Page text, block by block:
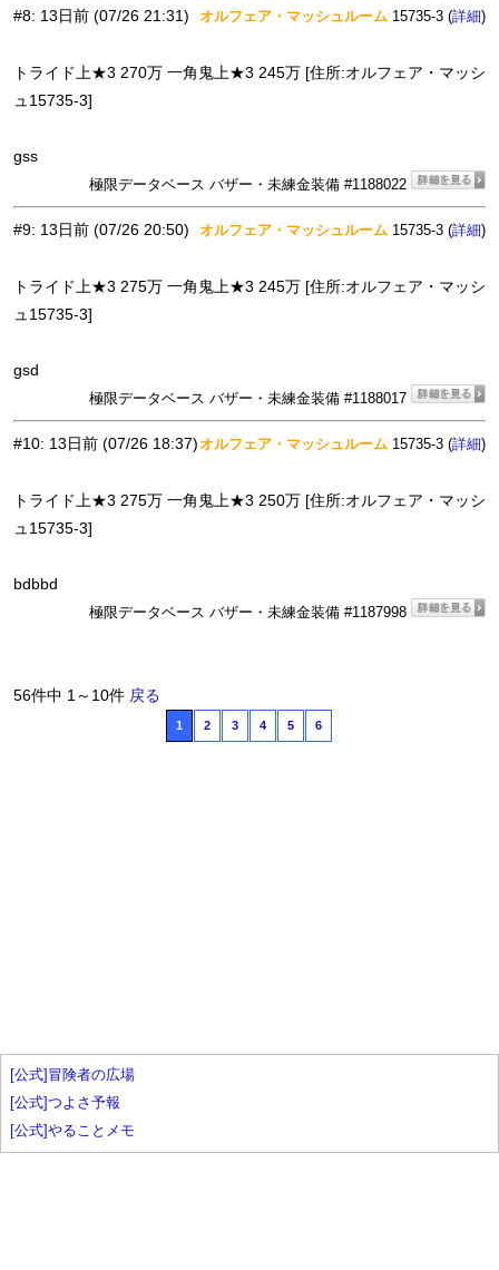
#8: 13日前 (07/26 21:31) オルフェア・マッシュルーム 15735-3 (詳細)
トライド上★3 270万 一角鬼上★3 245万 [住所:オルフェア・マッシ
ュ15735-3]
gss
極限データベース バザー・未練金装備 #1188022
#9: 13日前 (07/26 20:50) オルフェア・マッシュルーム 15735-3 (詳細)
トライド上★3 275万 一角鬼上★3 245万 [住所:オルフェア・マッシ
ュ15735-3]
gsd
極限データベース バザー・未練金装備 #1188017
#10: 13日前 (07/26 18:37)オルフェア・マッシュルーム 15735-3 (詳細)
トライド上★3 275万 一角鬼上★3 250万 [住所:オルフェア・マッシ
ュ15735-3]
bdbbd
極限データベース バザー・未練金装備 #1187998
56件中 1～10件 戻る
1 2 3 4 5 6
[公式]冒険者の広場
[公式]つよさ予報
[公式]やることメモ